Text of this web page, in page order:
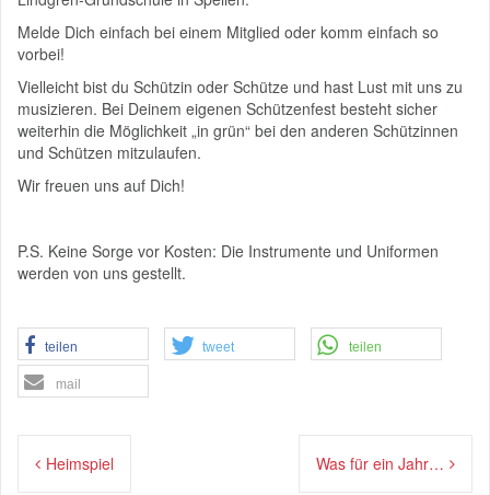
Melde Dich einfach bei einem Mitglied oder komm einfach so
vorbei!
Vielleicht bist du Schützin oder Schütze und hast Lust mit uns zu
musizieren. Bei Deinem eigenen Schützenfest besteht sicher
weiterhin die Möglichkeit „in grün“ bei den anderen Schützinnen
und Schützen mitzulaufen.
Wir freuen uns auf Dich!
P.S. Keine Sorge vor Kosten: Die Instrumente und Uniformen
werden von uns gestellt.
teilen tweet teilen
mail
Beitragsnavigation
Heimspiel Was für ein Jahr…